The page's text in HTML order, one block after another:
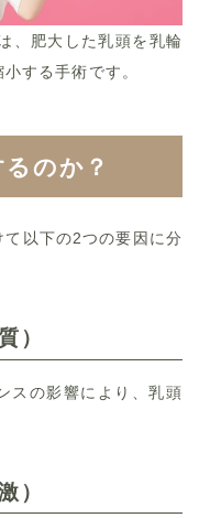
、肥大した乳頭を乳輪
する手術です。
のか？
以下の2つの要因に分
）
スの影響により、乳頭
）